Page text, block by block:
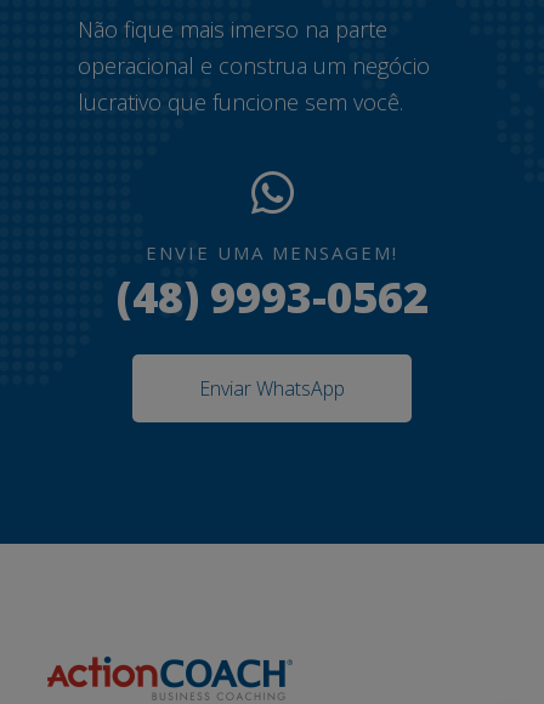
Não fique mais imerso na parte
operacional e construa um negócio
lucrativo que funcione sem você.
ENVIE UMA MENSAGEM!
(48) 9993-0562
Enviar WhatsApp